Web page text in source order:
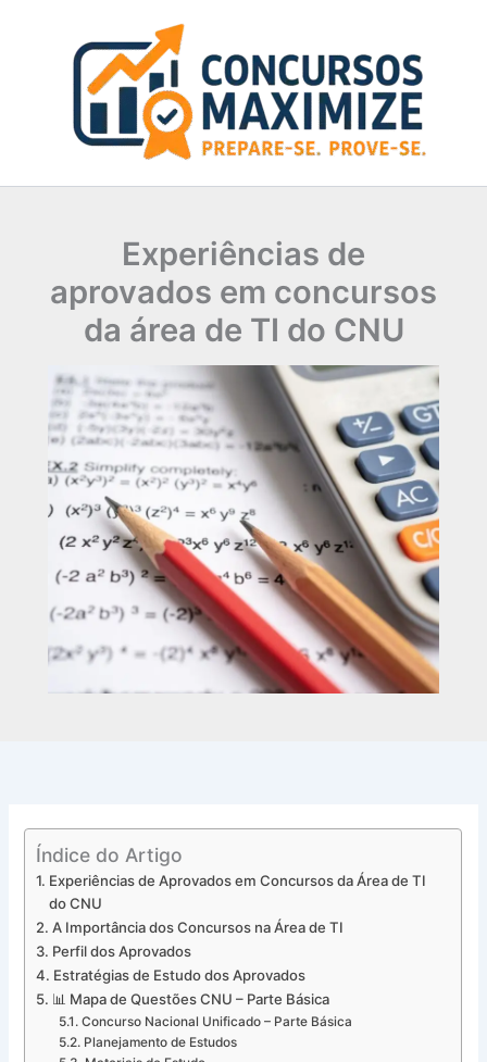
Experiências de
aprovados em concursos
da área de TI do CNU
Índice do Artigo
Experiências de Aprovados em Concursos da Área de TI
do CNU
A Importância dos Concursos na Área de TI
Perfil dos Aprovados
Estratégias de Estudo dos Aprovados
📊 Mapa de Questões CNU – Parte Básica
Concurso Nacional Unificado – Parte Básica
Planejamento de Estudos